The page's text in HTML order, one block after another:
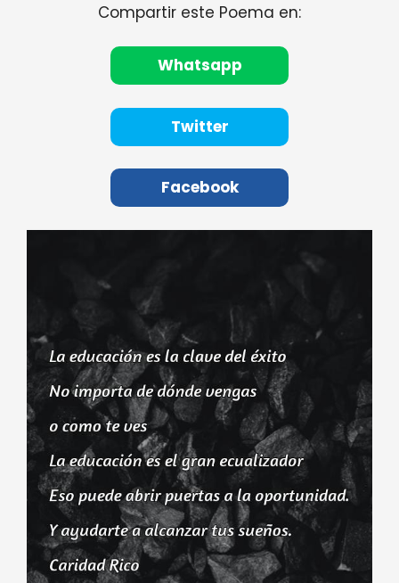
Compartir este Poema en:
Whatsapp
Twitter
Facebook